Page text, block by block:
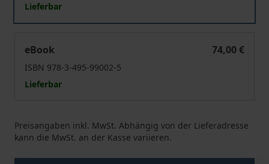
Lieferbar
eBook
74,00 €
ISBN 978-3-495-99002-5
Lieferbar
Preisangaben inkl. MwSt. Abhängig von der Lieferadresse
kann die MwSt. an der Kasse variieren.